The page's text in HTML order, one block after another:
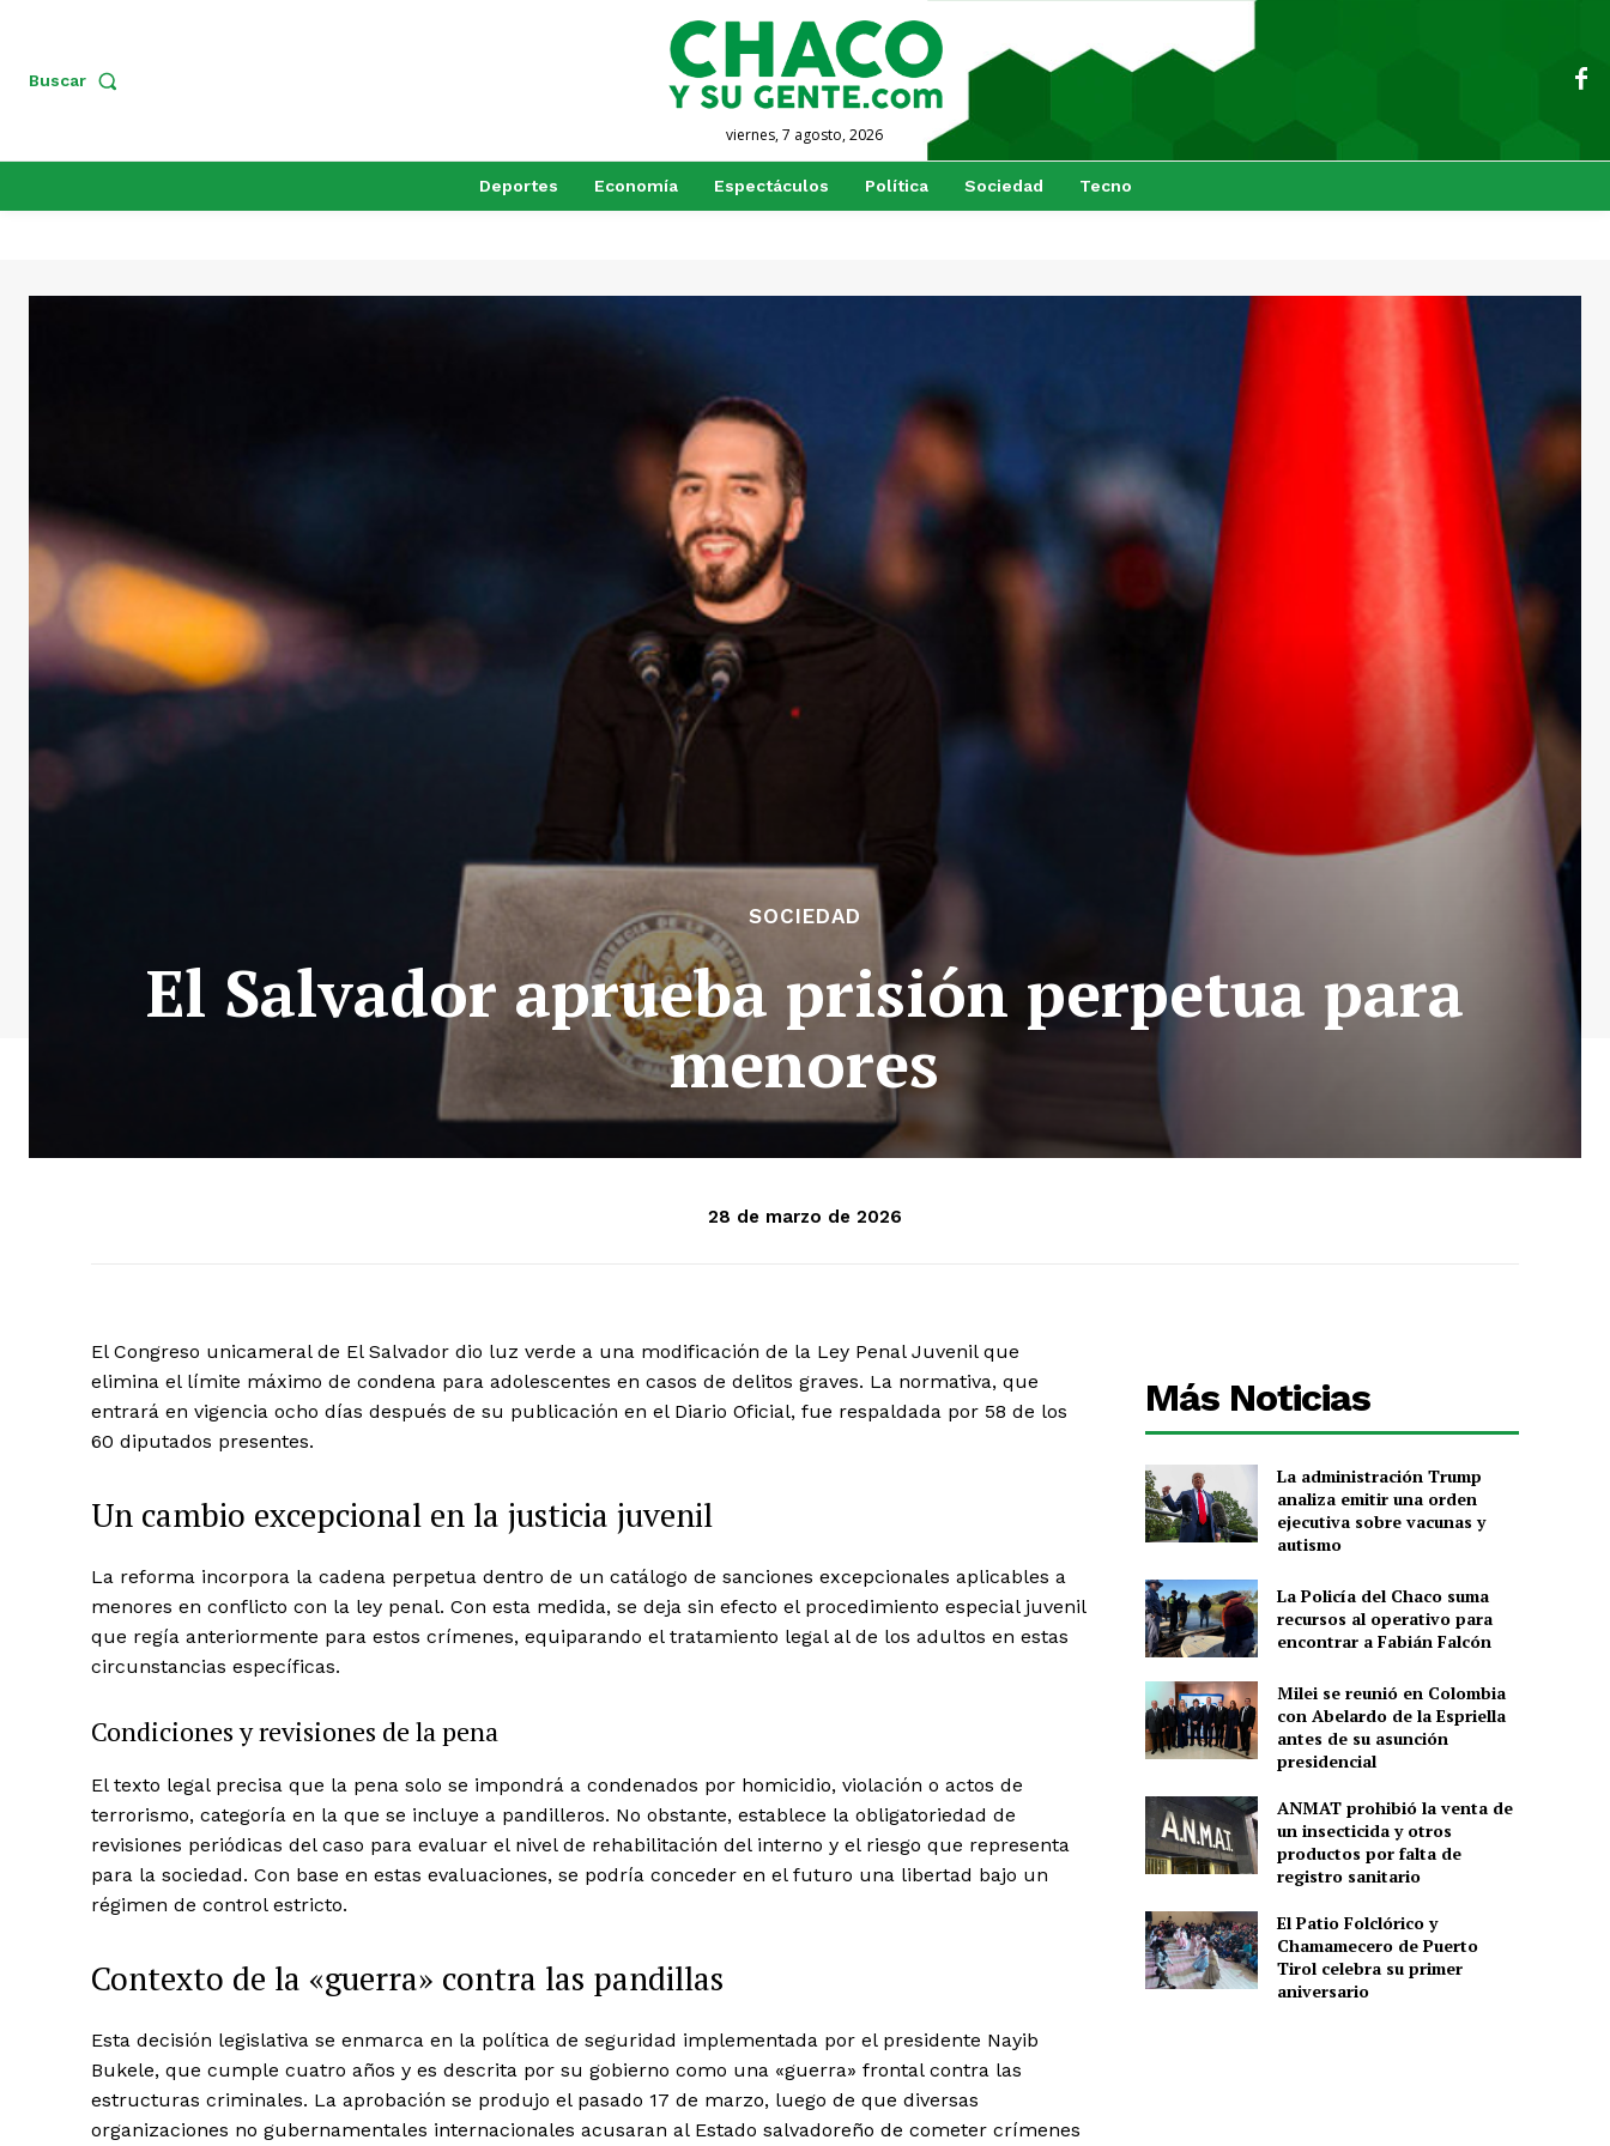
Buscar
viernes, 7 agosto, 2026
Deportes Economía Espectáculos Política Sociedad Tecno
SOCIEDAD
El Salvador aprueba prisión perpetua para
menores
28 de marzo de 2026
El Congreso unicameral de El Salvador dio luz verde a una modificación de la Ley Penal Juvenil que
elimina el límite máximo de condena para adolescentes en casos de delitos graves. La normativa, que
entrará en vigencia ocho días después de su publicación en el Diario Oficial, fue respaldada por 58 de los
60 diputados presentes.
Un cambio excepcional en la justicia juvenil
La reforma incorpora la cadena perpetua dentro de un catálogo de sanciones excepcionales aplicables a
menores en conflicto con la ley penal. Con esta medida, se deja sin efecto el procedimiento especial juvenil
que regía anteriormente para estos crímenes, equiparando el tratamiento legal al de los adultos en estas
circunstancias específicas.
Condiciones y revisiones de la pena
El texto legal precisa que la pena solo se impondrá a condenados por homicidio, violación o actos de
terrorismo, categoría en la que se incluye a pandilleros. No obstante, establece la obligatoriedad de
revisiones periódicas del caso para evaluar el nivel de rehabilitación del interno y el riesgo que representa
para la sociedad. Con base en estas evaluaciones, se podría conceder en el futuro una libertad bajo un
régimen de control estricto.
Contexto de la «guerra» contra las pandillas
Esta decisión legislativa se enmarca en la política de seguridad implementada por el presidente Nayib
Bukele, que cumple cuatro años y es descrita por su gobierno como una «guerra» frontal contra las
estructuras criminales. La aprobación se produjo el pasado 17 de marzo, luego de que diversas
organizaciones no gubernamentales internacionales acusaran al Estado salvadoreño de cometer crímenes
Más Noticias
La administración Trump
analiza emitir una orden
ejecutiva sobre vacunas y
autismo
La Policía del Chaco suma
recursos al operativo para
encontrar a Fabián Falcón
Milei se reunió en Colombia
con Abelardo de la Espriella
antes de su asunción
presidencial
ANMAT prohibió la venta de
un insecticida y otros
productos por falta de
registro sanitario
El Patio Folclórico y
Chamamecero de Puerto
Tirol celebra su primer
aniversario